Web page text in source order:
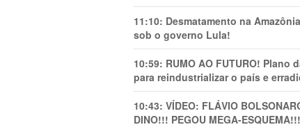
11:10: Desmatamento na
sob o governo Lula!
10:59: RUMO AO FUTURO!
para reindustrializar o país e
10:43: VÍDEO: FLÁVIO
DINO!!! PEGOU MEGA-